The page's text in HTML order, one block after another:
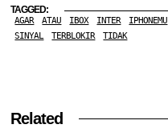
TAGGED:
AGAR ATAU IBOX INTER IPHONEMU
SINYAL
TERBLOKIR TIDAK
Related